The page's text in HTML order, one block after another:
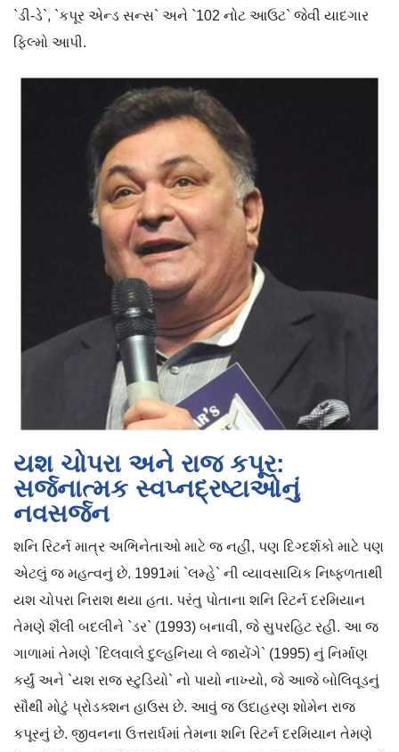
`ડી-ડે`, `કપૂર એન્ડ સન્સ` અને `102 નોટ આઉટ` જેવી યાદગાર
ફિલ્મો આપી.
યશ ચોપરા અને રાજ કપૂર:
સર્જનાત્મક સ્વપ્નદ્રષ્ટાઓનું
નવસર્જન
શનિ રિટર્ન માત્ર અભિનેતાઓ માટે જ નહીં, પણ દિગ્દર્શકો માટે પણ
એટલું જ મહત્વનું છે. 1991માં `લમ્હે` ની વ્યાવસાયિક નિષ્ફળતાથી
યશ ચોપરા નિરાશ થયા હતા. પરંતુ પોતાના શનિ રિટર્ન દરમિયાન
તેમણે શૈલી બદલીને `ડર` (1993) બનાવી, જે સુપરહિટ રહી. આ જ
ગાળામાં તેમણે `દિલવાલે દુલ્હનિયા લે જાયેંગે` (1995) નું નિર્માણ
કર્યું અને `યશ રાજ સ્ટુડિયો` નો પાયો નાખ્યો, જે આજે બોલિવૂડનું
સૌથી મોટું પ્રોડક્શન હાઉસ છે. આવું જ ઉદાહરણ શોમેન રાજ
કપૂરનું છે. જીવનના ઉત્તરાર્ધમાં તેમના શનિ રિટર્ન દરમિયાન તેમણે